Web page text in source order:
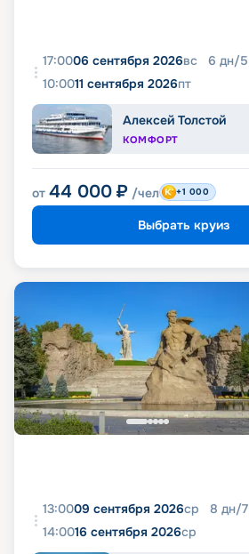
17:0006 сентября 2026вс 6 дн/5
10:0011 сентября 2026пт
Алексей Толстой
КОМФОРТ
от 44 000 ₽ /чел +1 000
Выбрать круиз
13:0009 сентября 2026ср 8 дн/7
14:0016 сентября 2026ср